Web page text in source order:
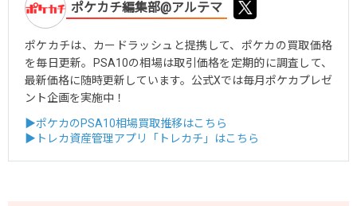
ポケカチ編集部@アルテマ
ポケカチは、カードラッシュと提携して、ポケカの買取価格
を毎日更新。PSA10の相場は取引価格を定期的に調査して、
最新価格に随時更新しています。公式Xでは毎月ポケカプレゼ
ント企画を実施中！
▶ポケカのPSA10相場買取推移はこちら
▶トレカ資産管理アプリ「トレカチ」はこちら